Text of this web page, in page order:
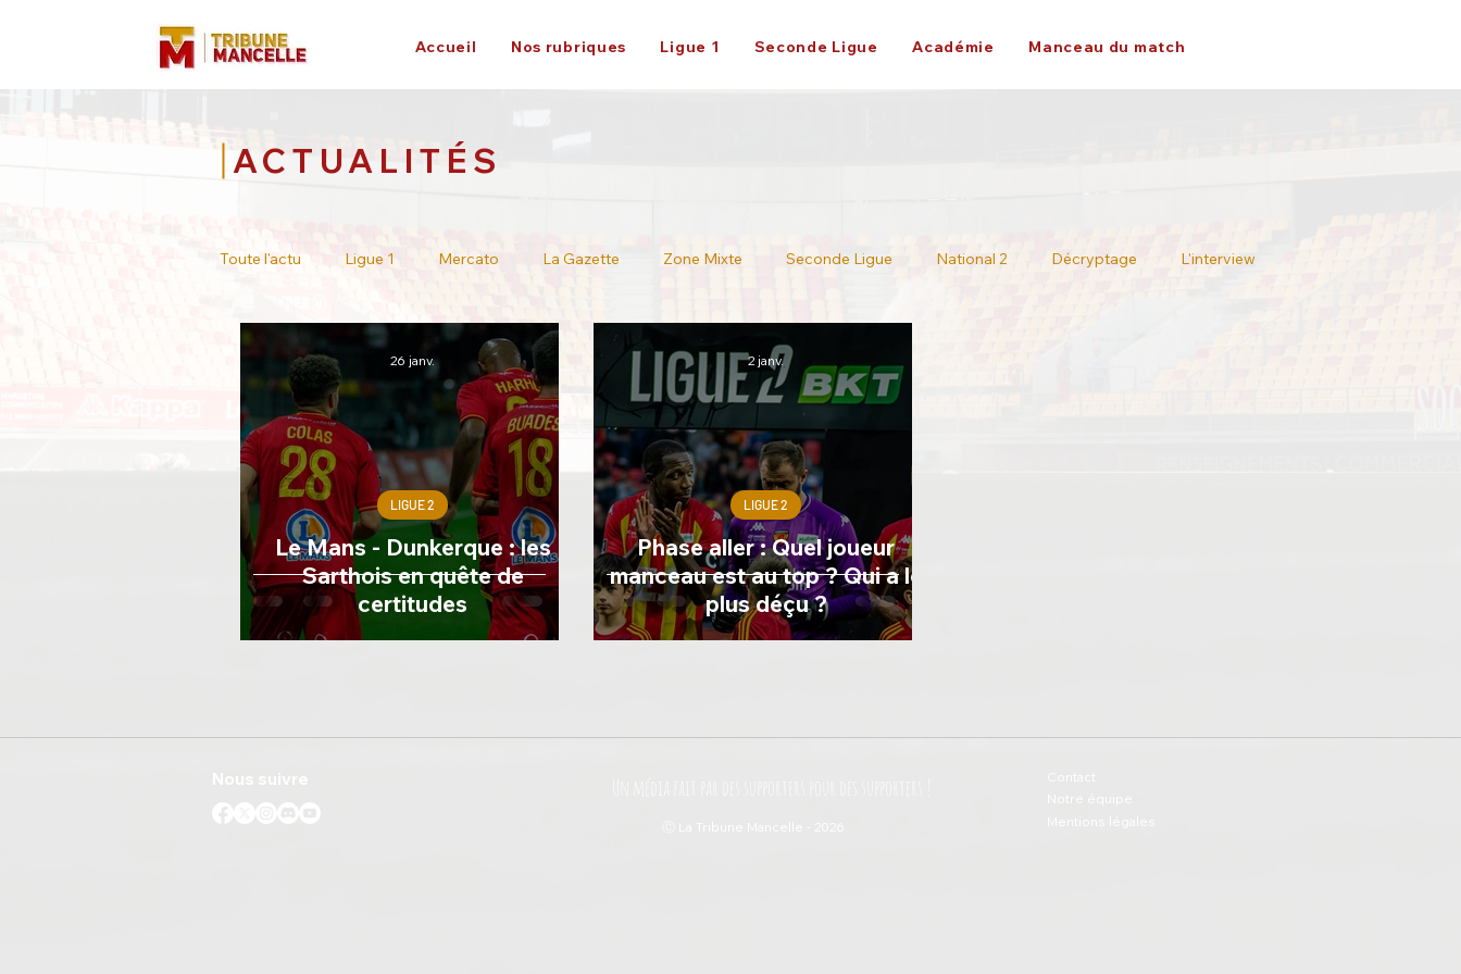
Accueil Nos rubriques Ligue 1 Seconde Ligue Académie Manceau du match
ACTUALITÉS
Toute l'actu Ligue 1 Mercato La Gazette Zone Mixte Seconde Ligue National 2 Décryptage L'interview
Académie Ligue 2
Le Mans - Dunkerque : les
Sarthois en quête de
certitudes
LIGUE 2
26 janv.
Phase aller : Quel joueur
manceau est au top ? Qui a le
plus déçu ?
LIGUE 2
2 janv.
Ⓒ La Tribune Mancelle - 2026
Notre équipe